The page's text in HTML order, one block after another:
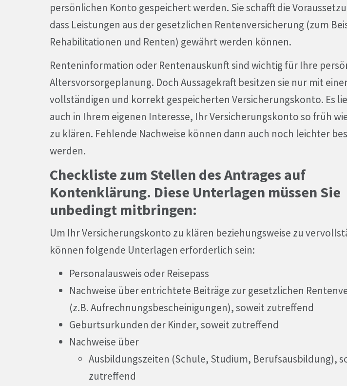
persönlichen Konto gespeichert werden. Sie schafft die
dass Leistungen aus der gesetzlichen Rentenversicherung (zum
Rehabilitationen und Renten) gewährt werden können.
Renteninformation oder Rentenauskunft sind wichtig für Ihre
Altersvorsorgeplanung. Doch Aussagekraft besitzen sie nur mit
vollständigen und korrekt gespeicherten Versicherungskonto. Es
auch in Ihrem eigenen Interesse, Ihr Versicherungskonto so früh
zu klären. Fehlende Nachweise können dann auch noch leichter
werden.
Checkliste zum Stellen des Antrages auf
Kontenklärung. Diese Unterlagen müssen Sie
unbedingt mitbringen:
Um Ihr Versicherungskonto zu klären beziehungsweise zu
können folgende Unterlagen erforderlich sein:
Personalausweis oder Reisepass
Nachweise über entrichtete Beiträge zur gesetzlichen
(z.B. Aufrechnungsbescheinigungen), soweit zutreffend
Geburtsurkunden der Kinder, soweit zutreffend
Nachweise über
Ausbildungszeiten (Schule, Studium, Berufsausbildung),
zutreffend